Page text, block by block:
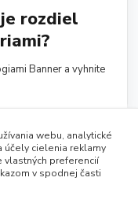
rozdiel
Banner a vyhnite
webu, analytické
účely cielenia reklamy
vlastných preferencií
v spodnej časti